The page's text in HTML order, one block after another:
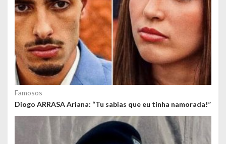
Famosos
Diogo ARRASA Ariana: “Tu sabias que eu tinha namorada!”